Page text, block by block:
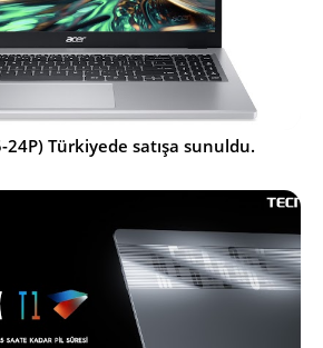
24P) Türkiyede satışa sunuldu.